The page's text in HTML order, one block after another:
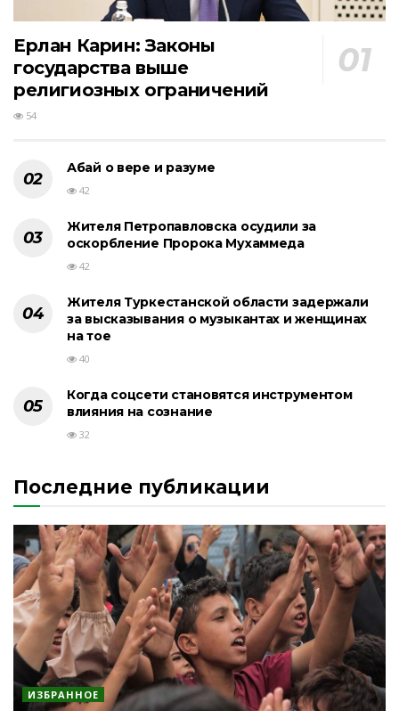
Ерлан Карин: Законы
государства выше
религиозных ограничений
54
Абай о вере и разуме
42
Жителя Петропавловска осудили за
оскорбление Пророка Мухаммеда
42
Жителя Туркестанской области задержали
за высказывания о музыкантах и женщинах
на тое
40
Когда соцсети становятся инструментом
влияния на сознание
32
Последние публикации
ИЗБРАННОЕ